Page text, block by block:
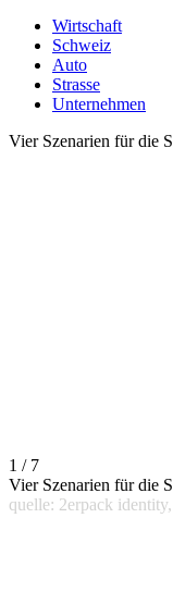
Wirtschaft
Schweiz
Auto
Strasse
Unternehmen
Vier Szenarien für die
1 / 7
Vier Szenarien für die
quelle: 2erpack